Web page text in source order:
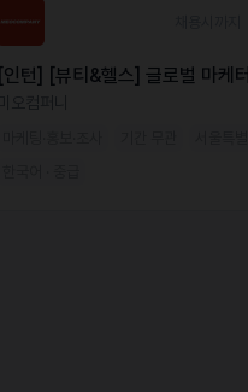
[인턴] [뷰티&헬스] 글로벌 마케터